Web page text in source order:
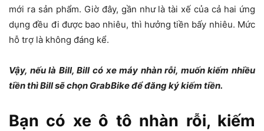
mới ra sản phẩm. Giờ đây, gần như là tài xế của cả hai ứng
dụng đều đi được bao nhiêu, thì hưởng tiền bấy nhiêu. Mức
hỗ trợ là không đáng kể.
Vậy, nếu là Bill, Bill có xe máy nhàn rỗi, muốn kiếm nhiều
tiền thì Bill sẽ chọn GrabBike để đăng ký kiếm tiền.
Bạn có xe ô tô nhàn rỗi, kiếm